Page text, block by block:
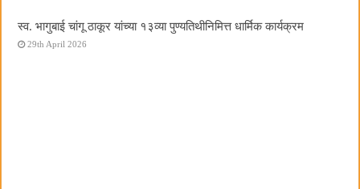
स्व. भागुबाई चांगू ठाकूर यांच्या १३व्या पुण्यतिथीनिमित्त धार्मिक कार्यक्रम
29th April 2026